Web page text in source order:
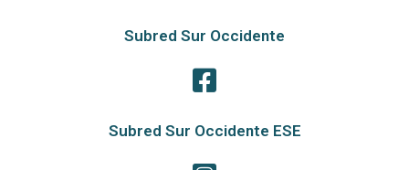
Subred Sur Occidente
Subred Sur Occidente ESE